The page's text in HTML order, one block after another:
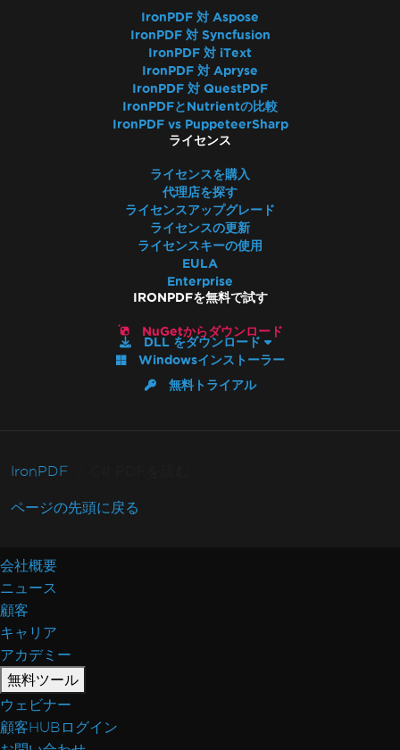
IronPDF 対 Aspose
IronPDF 対 Syncfusion
IronPDF 対 iText
IronPDF 対 Apryse
IronPDF 対 QuestPDF
IronPDFとNutrientの比較
IronPDF vs PuppeteerSharp
ライセンス
ライセンスを購入
代理店を探す
ライセンスアップグレード
ライセンスの更新
ライセンスキーの使用
EULA
Enterprise
IRONPDFを無料で試す
NuGetからダウンロード
DLL をダウンロード
Windowsインストーラー
無料トライアル
IronPDF
ページの先頭に戻る
会社概要
ニュース
顧客
キャリア
アカデミー
無料ツール
ウェビナー
顧客HUBログイン